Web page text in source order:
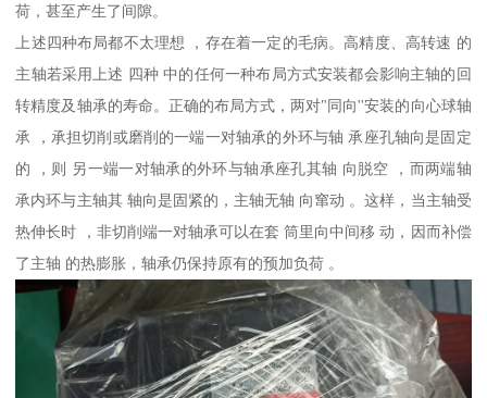
荷，甚至产生了间隙。
上述四种布局都不太理想 ，存在着一定的毛病。高精度、高转速 的
主轴若采用上述 四种 中的任何一种布局方式安装都会影响主轴的回
转精度及轴承的寿命。正确的布局方式，两对"同向''安装的向心球轴
承 ，承担切削或磨削的一端一对轴承的外环与轴 承座孔轴向是固定
的 ，则 另一端一对轴承的外环与轴承座孔其轴 向脱空 ，而两端轴
承内环与主轴其 轴向是固紧的，主轴无轴 向窜动 。这样，当主轴受
热伸长时 ，非切削端一对轴承可以在套 筒里向中间移 动，因而补偿
了主轴 的热膨胀，轴承仍保持原有的预加负荷 。